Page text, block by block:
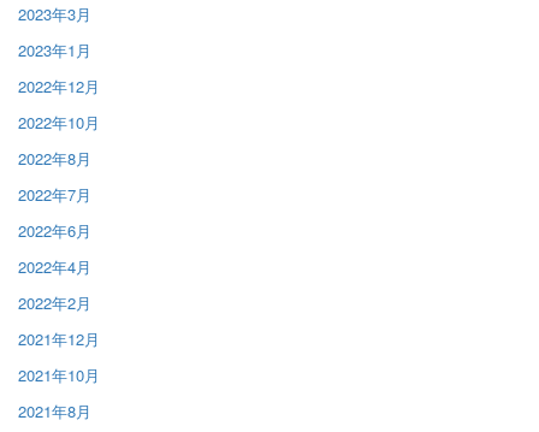
2023年3月
2023年1月
2022年12月
2022年10月
2022年8月
2022年7月
2022年6月
2022年4月
2022年2月
2021年12月
2021年10月
2021年8月